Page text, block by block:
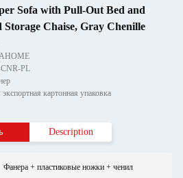
Sofa with Pull-Out Bed and
Chaise, Gray Chenille
PL
картонная упаковка
Description
Фанера + пластиковые ножки + ченил